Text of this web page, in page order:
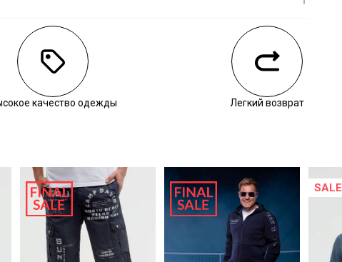
качество одежды Легкий возврат
SALE